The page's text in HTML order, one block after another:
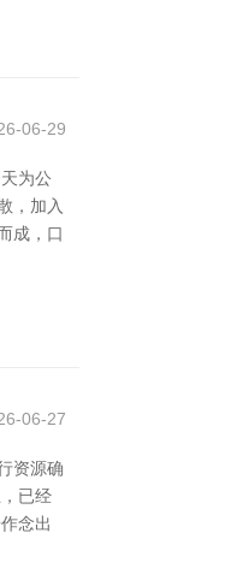
06-29
为公
，加入
成，口
06-27
资源确
已经
念出